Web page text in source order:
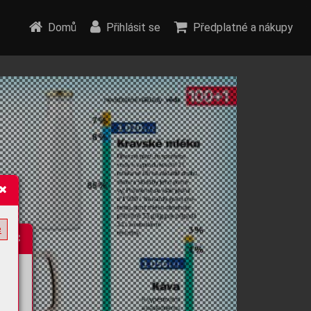
Domů Přihlásit se Předplatné a nákupy